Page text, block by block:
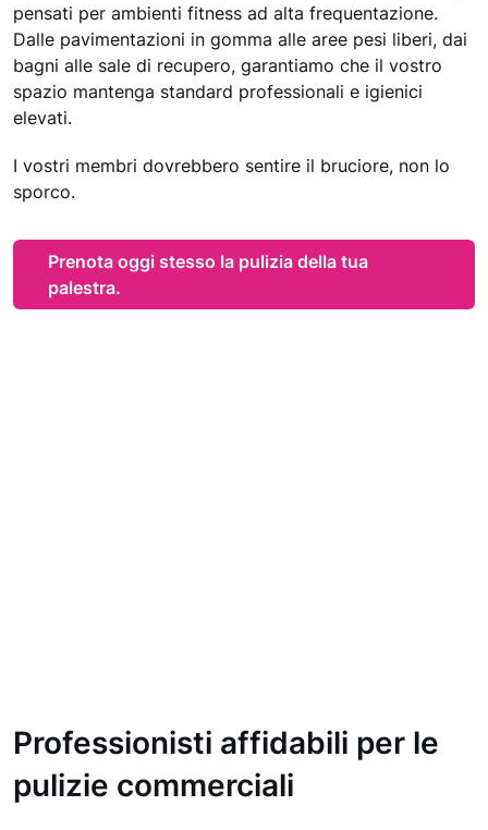
pensati per ambienti fitness ad alta frequentazione.
Dalle pavimentazioni in gomma alle aree pesi liberi, dai
bagni alle sale di recupero, garantiamo che il vostro
spazio mantenga standard professionali e igienici
elevati.
I vostri membri dovrebbero sentire il bruciore, non lo
sporco.
Prenota oggi stesso la pulizia della tua
palestra.
Professionisti affidabili per le
pulizie commerciali